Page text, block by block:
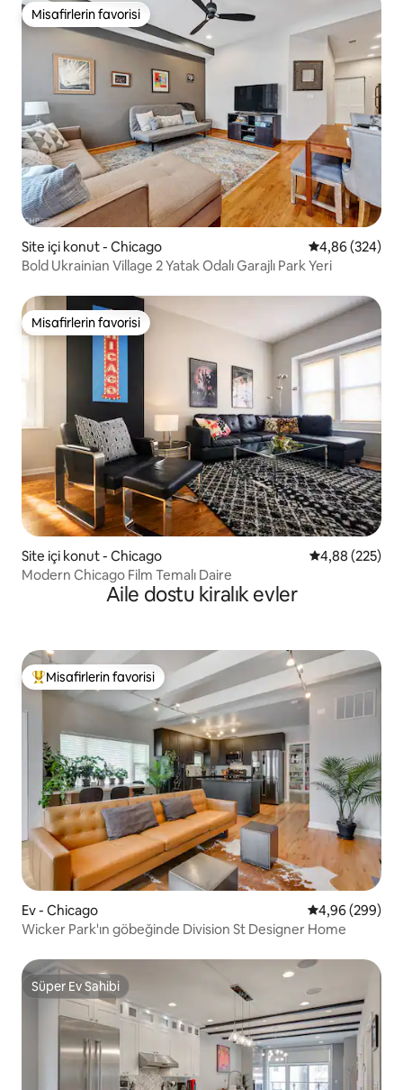
Misafirlerin favorisi
Misafirlerin favorisi
Site içi konut - Chicago 5 üzerinden
4,86 (324)
Bold Ukrainian Village 2 Yatak Odalı Garajlı Park Yeri
Misafirlerin favorisi
Misafirlerin favorisi
Site içi konut - Chicago 5 üzerinden
4,88 (225)
Modern Chicago Film Temalı Daire
Aile dostu kiralık evler
Misafirlerin favorilerinden en beğenilenler arasında
Misafirlerin favorisi
Ev - Chicago 5 üzerinden
4,96 (299)
Wicker Park'ın göbeğinde Division St Designer Home
Süper Ev Sahibi
Süper Ev Sahibi